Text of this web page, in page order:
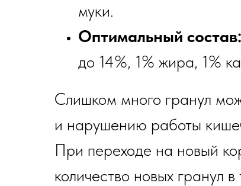
муки.
Оптимальный состав:
до 14%, 1% жира, 1%
Слишком много гранул
и нарушению работы
При переходе на новый
количество новых гранул